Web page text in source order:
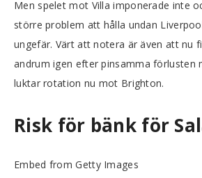
Men spelet mot Villa imponerade inte
större problem att hålla undan
ungefär. Värt att notera är även att nu
andrum igen efter pinsamma förlusten
luktar rotation nu mot Brighton.
Risk för bänk för
Embed from Getty Images